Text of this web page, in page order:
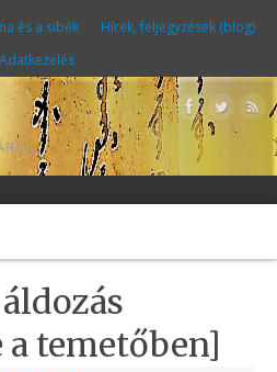
és a sibék
Hírek, feljegyzések (blog)
Adatkezelés
a temetőben]